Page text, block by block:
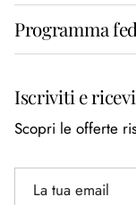
Programma
Iscriviti e
Scopri le offerte